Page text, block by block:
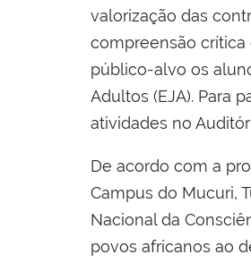
valorização das
compreensão
público-alvo os
Adultos (EJA). Para
atividades no
De acordo com a
Campus do Mucuri,
Nacional da
povos africanos ao